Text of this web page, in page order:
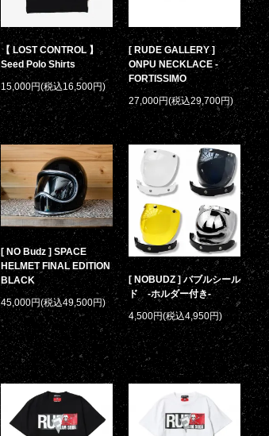
【 LOST CONTROL 】
Seed Polo Shirts
15,000円(税込16,500円)
[ RUDE GALLERY ]
ONPU NECKLACE -
FORTISSIMO
27,000円(税込29,700円)
[ NO Budz ] SPACE
HELMET FINAL EDITION
BLACK
45,000円(税込49,500円)
[ NOBUDZ ] バブルシール
ド -ホルダー付き-
4,500円(税込4,950円)